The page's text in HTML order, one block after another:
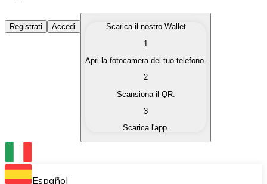
Acquista Criptovalute
Acquista le criptovalute che ti interessano in modo
Converti le tue criptovalute in valuta fiat quando ne
Scambia una criptovaluta con un'altra
Conserva le tue cripto in un Wallet self-custodial.
Registrati Accedi
Scarica il nostro Wallet
1
Apri la fotocamera del tuo telefono.
2
Scansiona il QR.
3
Scarica l'app.
Español